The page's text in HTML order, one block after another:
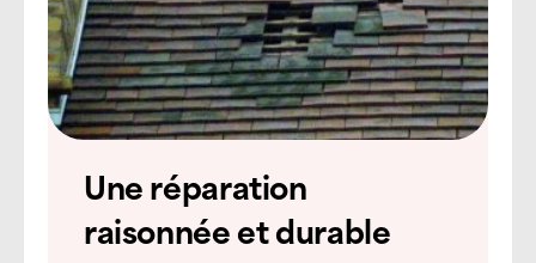
Une réparation
raisonnée et durable